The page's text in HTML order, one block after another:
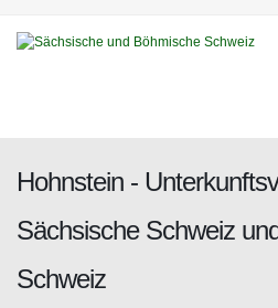
Hohnstein -
Sächsische Schweiz
Schweiz